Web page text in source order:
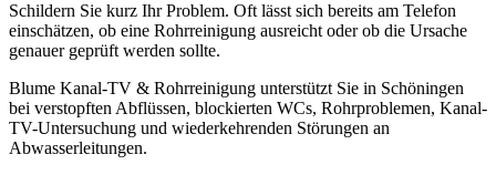
Schildern Sie kurz Ihr Problem. Oft lässt sich bereits am Telefon
einschätzen, ob eine Rohrreinigung ausreicht oder ob die Ursache
genauer geprüft werden sollte.
Blume Kanal-TV & Rohrreinigung unterstützt Sie in Schöningen
bei verstopften Abflüssen, blockierten WCs, Rohrproblemen, Kanal-
TV-Untersuchung und wiederkehrenden Störungen an
Abwasserleitungen.